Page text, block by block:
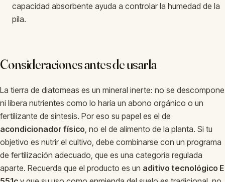
capacidad absorbente ayuda a controlar la humedad de la
pila.
Consideraciones antes de usarla
La tierra de diatomeas es un mineral inerte: no se descompone
ni libera nutrientes como lo haría un abono orgánico o un
fertilizante de síntesis. Por eso su papel es el de
acondicionador físico, no el de alimento de la planta. Si tu
objetivo es nutrir el cultivo, debe combinarse con un programa
de fertilización adecuado, que es una categoría regulada
aparte. Recuerda que el producto es un aditivo tecnológico E